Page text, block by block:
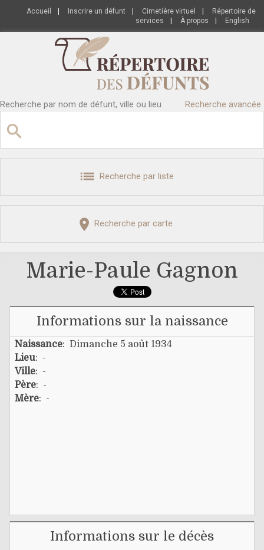
Accueil Inscrire un défunt Cimetière virtuel
Répertoire de
services
À propos English
Recherche par nom de défunt, ville ou lieu Recherche avancée
Recherche par liste
Recherche par carte
Marie-Paule Gagnon
Informations sur la naissance
Naissance: Dimanche 5 août 1934
Lieu: -
Ville: -
Père: -
Mère: -
Informations sur le décès